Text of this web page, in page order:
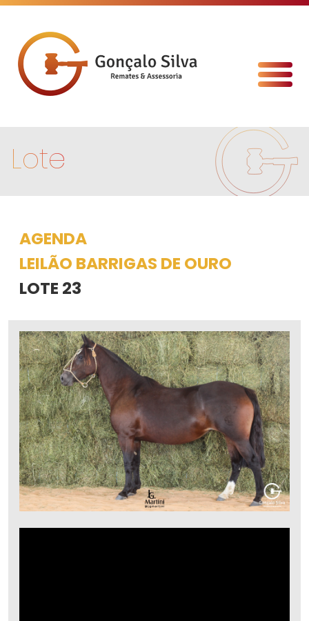
Lote
AGENDA
LEILÃO BARRIGAS DE OURO
LOTE 23